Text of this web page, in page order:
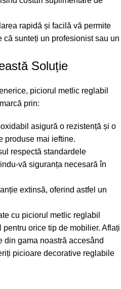
rapidă și facilă vă permite
sunteți un profesionist sau un
Soluție
piciorul metlic reglabil
prin:
asigură o rezistență și o
produse mai ieftine.
respectă standardele
vă siguranța necesară în
extinsă, oferind astfel un
cu piciorul metlic reglabil
orice tip de mobilier. Aflați
din gama noastră accesând
picioare decorative reglabile